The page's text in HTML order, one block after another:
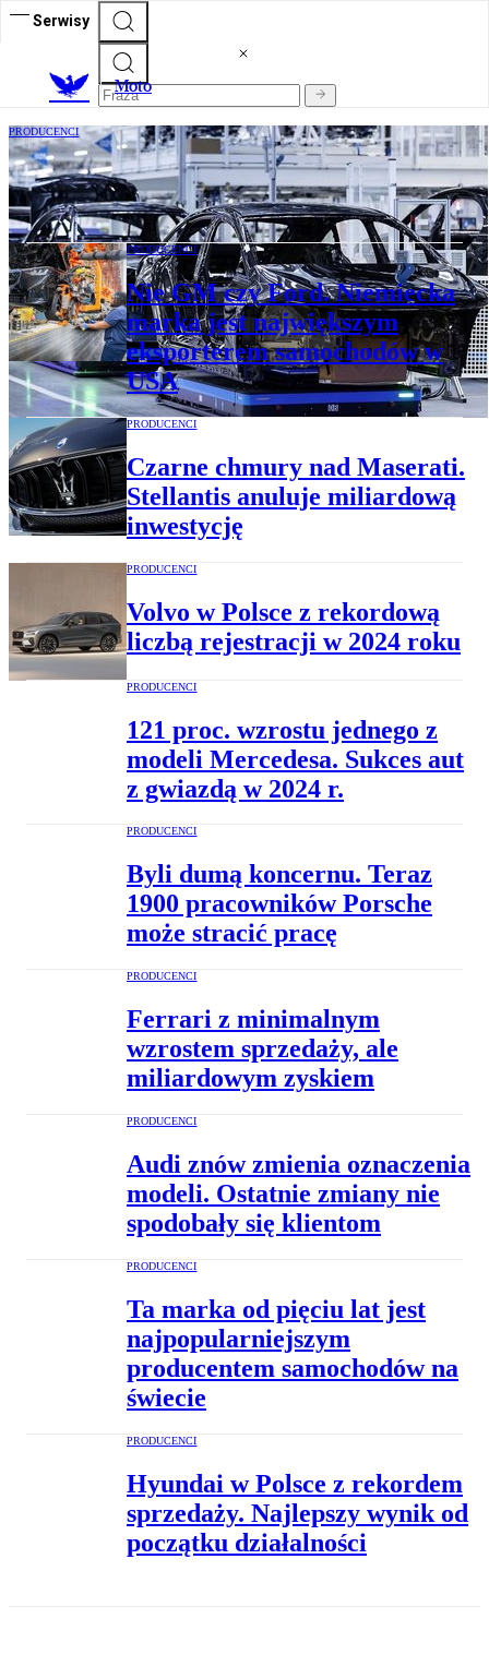
Serwisy
Moto
PRODUCENCI
Nadprodukcja niszczy przemysł
samochodowy. W Japonii jest najgorzej
PRODUCENCI
Nie GM czy Ford. Niemiecka
marka jest największym
eksporterem samochodów w
USA
PRODUCENCI
Czarne chmury nad Maserati.
Stellantis anuluje miliardową
inwestycję
PRODUCENCI
Volvo w Polsce z rekordową
liczbą rejestracji w 2024 roku
PRODUCENCI
121 proc. wzrostu jednego z
modeli Mercedesa. Sukces aut
z gwiazdą w 2024 r.
PRODUCENCI
Byli dumą koncernu. Teraz
1900 pracowników Porsche
może stracić pracę
PRODUCENCI
Ferrari z minimalnym
wzrostem sprzedaży, ale
miliardowym zyskiem
PRODUCENCI
Audi znów zmienia oznaczenia
modeli. Ostatnie zmiany nie
spodobały się klientom
PRODUCENCI
Ta marka od pięciu lat jest
najpopularniejszym
producentem samochodów na
świecie
PRODUCENCI
Hyundai w Polsce z rekordem
sprzedaży. Najlepszy wynik od
początku działalności